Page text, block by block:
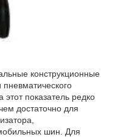
конструкционные
пневматического
показатель редко
достаточно для
шин. Для